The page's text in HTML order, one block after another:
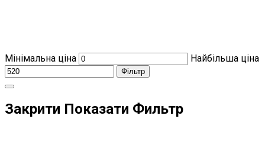
Мінімальна ціна Найбільша ціна
Фільтр
Закрити Показати Фильтр